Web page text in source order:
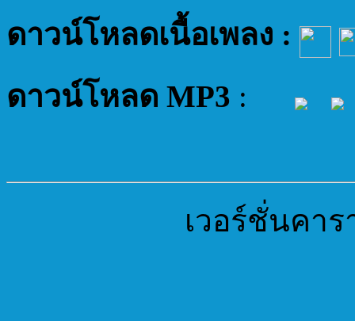
ดาวน์โหลดเนื้อเพลง :
ดาวน์โหลด MP3 :
เวอร์ชั่นคา